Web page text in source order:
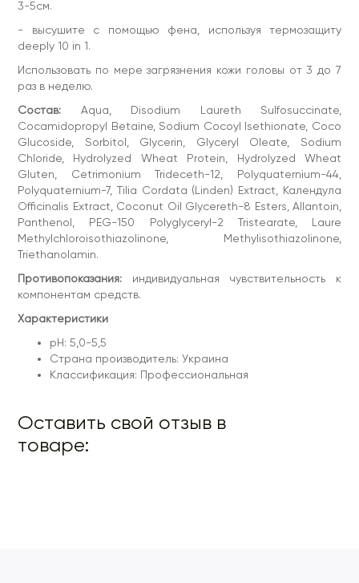
3-5см.
- высушите с помощью фена, используя термозащиту
deeply 10 in 1.
Использовать по мере загрязнения кожи головы от 3 до 7
раз в неделю.
Состав: Aqua, Disodium Laureth Sulfosuccinate,
Cocamidopropyl Betaine, Sodium Cocoyl Isethionate, Coco
Glucoside, Sorbitol, Glycerin, Glyceryl Oleate, Sodium
Chloride, Hydrolyzed Wheat Protein, Hydrolyzed Wheat
Gluten, Cetrimonium Trideceth-12, Polyquaternium-44,
Polyquaternium-7, Tilia Cordata (Linden) Extract, Календула
Officinalis Extract, Coconut Oil Glycereth-8 Esters, Allantoin,
Panthenol, PEG-150 Polyglyceryl-2 Tristearate, Laure
Methylchloroisothiazolinone, Methylisothiazolinone,
Triethanolamin.
Противопоказания: индивидуальная чувствительность к
компонентам средств.
Характеристики
pH: 5,0-5,5
Страна производитель: Украина
Классификация: Профессиональная
Оставить свой отзыв в
товаре: